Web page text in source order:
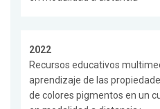
2022
Recursos educativos
aprendizaje de las
de colores pigmentos en un